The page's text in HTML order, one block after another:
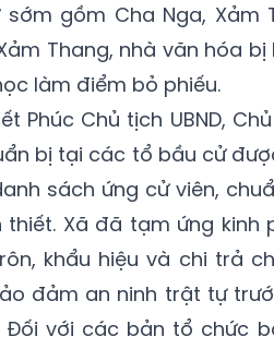
gồm Cha Nga, Xảm
Thang, nhà văn hóa
làm điểm bỏ phiếu.
Phúc Chủ tịch UBND,
bị tại các tổ bầu cử
sách ứng cử viên,
Xã đã tạm ứng kinh
khẩu hiệu và chi trả
đảm an ninh trật tự
Đối với các bản tổ chức